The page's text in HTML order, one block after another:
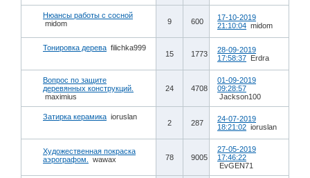
Нюансы работы с сосной
midom
9 600
17-10-2019
21:10:04 midom
Тонировка дерева filichka999
15 1773
28-09-2019
17:58:37 Erdra
Вопрос по защите
деревянных конструкций.
maximius
24 4708
01-09-2019
09:28:57
Jackson100
Затирка керамика ioruslan
2 287
24-07-2019
18:21:02 ioruslan
Художественная покраска
аэрографом.
wawax 78 9005
27-05-2019
17:46:22
EvGEN71